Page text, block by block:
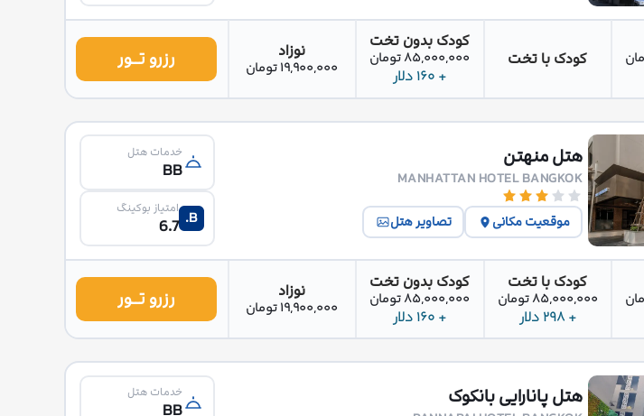
کودک با تخت
کودک بدون تخت
85,000,000 تومان
+ 160 دلار
نوزاد
19,900,000 تومان رزرو تــور
هتل منهتن
MANHATTAN HOTEL BANGKOK
موقعیت مکانی تصاویر هتل
خدمات هتل
BB
B. امتیاز بوکینگ
6.7
کودک با تخت
85,000,000 تومان
+ 298 دلار
کودک بدون تخت
85,000,000 تومان
+ 160 دلار
نوزاد
19,900,000 تومان رزرو تــور
هتل پانارایی بانکوک خدمات هتل
BB